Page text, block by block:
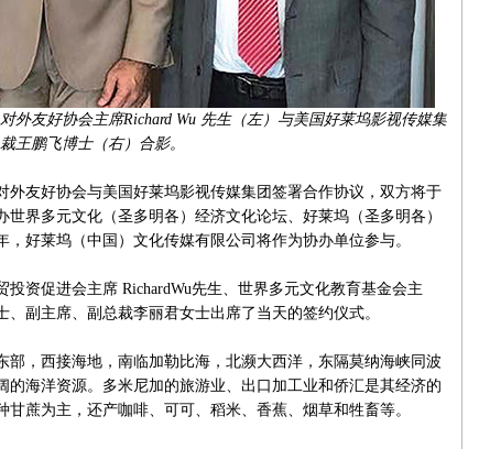
外友好协会主席Richard Wu 先生（左）与美国好莱坞影视传媒集
王鹏飞博士（右）合影。
友好协会与美国好莱坞影视传媒集团签署合作协议，双方将于
界多元文化（圣多明各）经济文化论坛、好莱坞（圣多明各）
好莱坞（中国）文化传媒有限公司将作为协办单位参与。
促进会主席 RichardWu先生、世界多元文化教育基金会主
副主席、副总裁李丽君女士出席了当天的签约仪式。
，西接海地，南临加勒比海，北濒大西洋，东隔莫纳海峡同波
的海洋资源。多米尼加的旅游业、出口加工业和侨汇是其经济的
蔗为主，还产咖啡、可可、稻米、香蕉、烟草和牲畜等。